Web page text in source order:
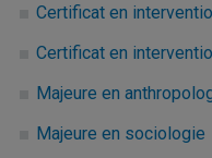
Certificat en
Certificat en
Majeure en
Majeure en sociologie